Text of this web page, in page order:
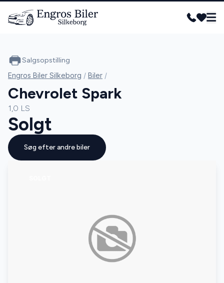
Salgsopstilling
Engros Biler Silkeborg / Biler /
Chevrolet Spark
1,0 LS
Solgt
Søg efter andre biler